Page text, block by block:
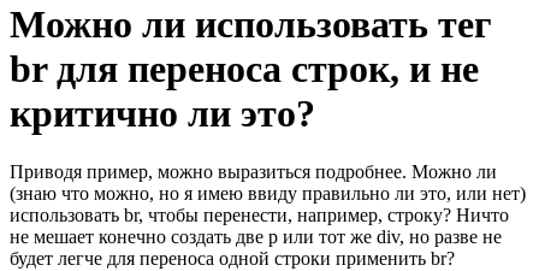
Можно ли использовать тег
br для переноса строк, и не
критично ли это?
Приводя пример, можно выразиться подробнее. Можно ли
(знаю что можно, но я имею ввиду правильно ли это, или нет)
использовать br, чтобы перенести, например, строку? Ничто
не мешает конечно создать две p или тот же div, но разве не
будет легче для переноса одной строки применить br?